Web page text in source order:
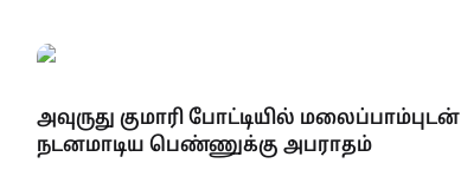
அவுருது குமாரி போட்டியில் மலைப்பாம்புடன்
நடனமாடிய பெண்ணுக்கு அபராதம்